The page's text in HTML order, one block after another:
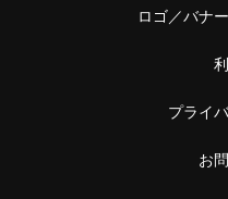
ロゴ／バナ
プライ
お